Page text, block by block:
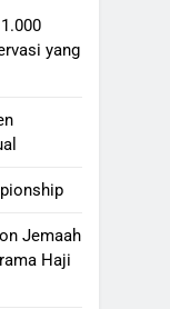
yang
Jemaah
Haji